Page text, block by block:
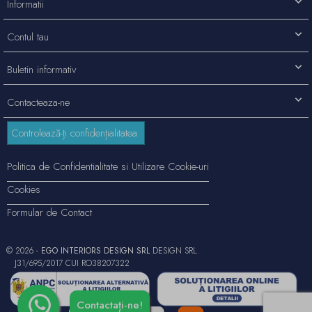
Contacteaza-ne
Informatii
Contul tau
Buletin informativ
Controlează-ți confidențialitatea
Politica de Confidentialitate si Utilizare Cookie-uri
Cookies
Formular de Contact
© 2026 - EGO INTERIORS DESIGN SRLDESIGN SRL.
J31/695/2017 CUI RO38207322
Contactați-ne!